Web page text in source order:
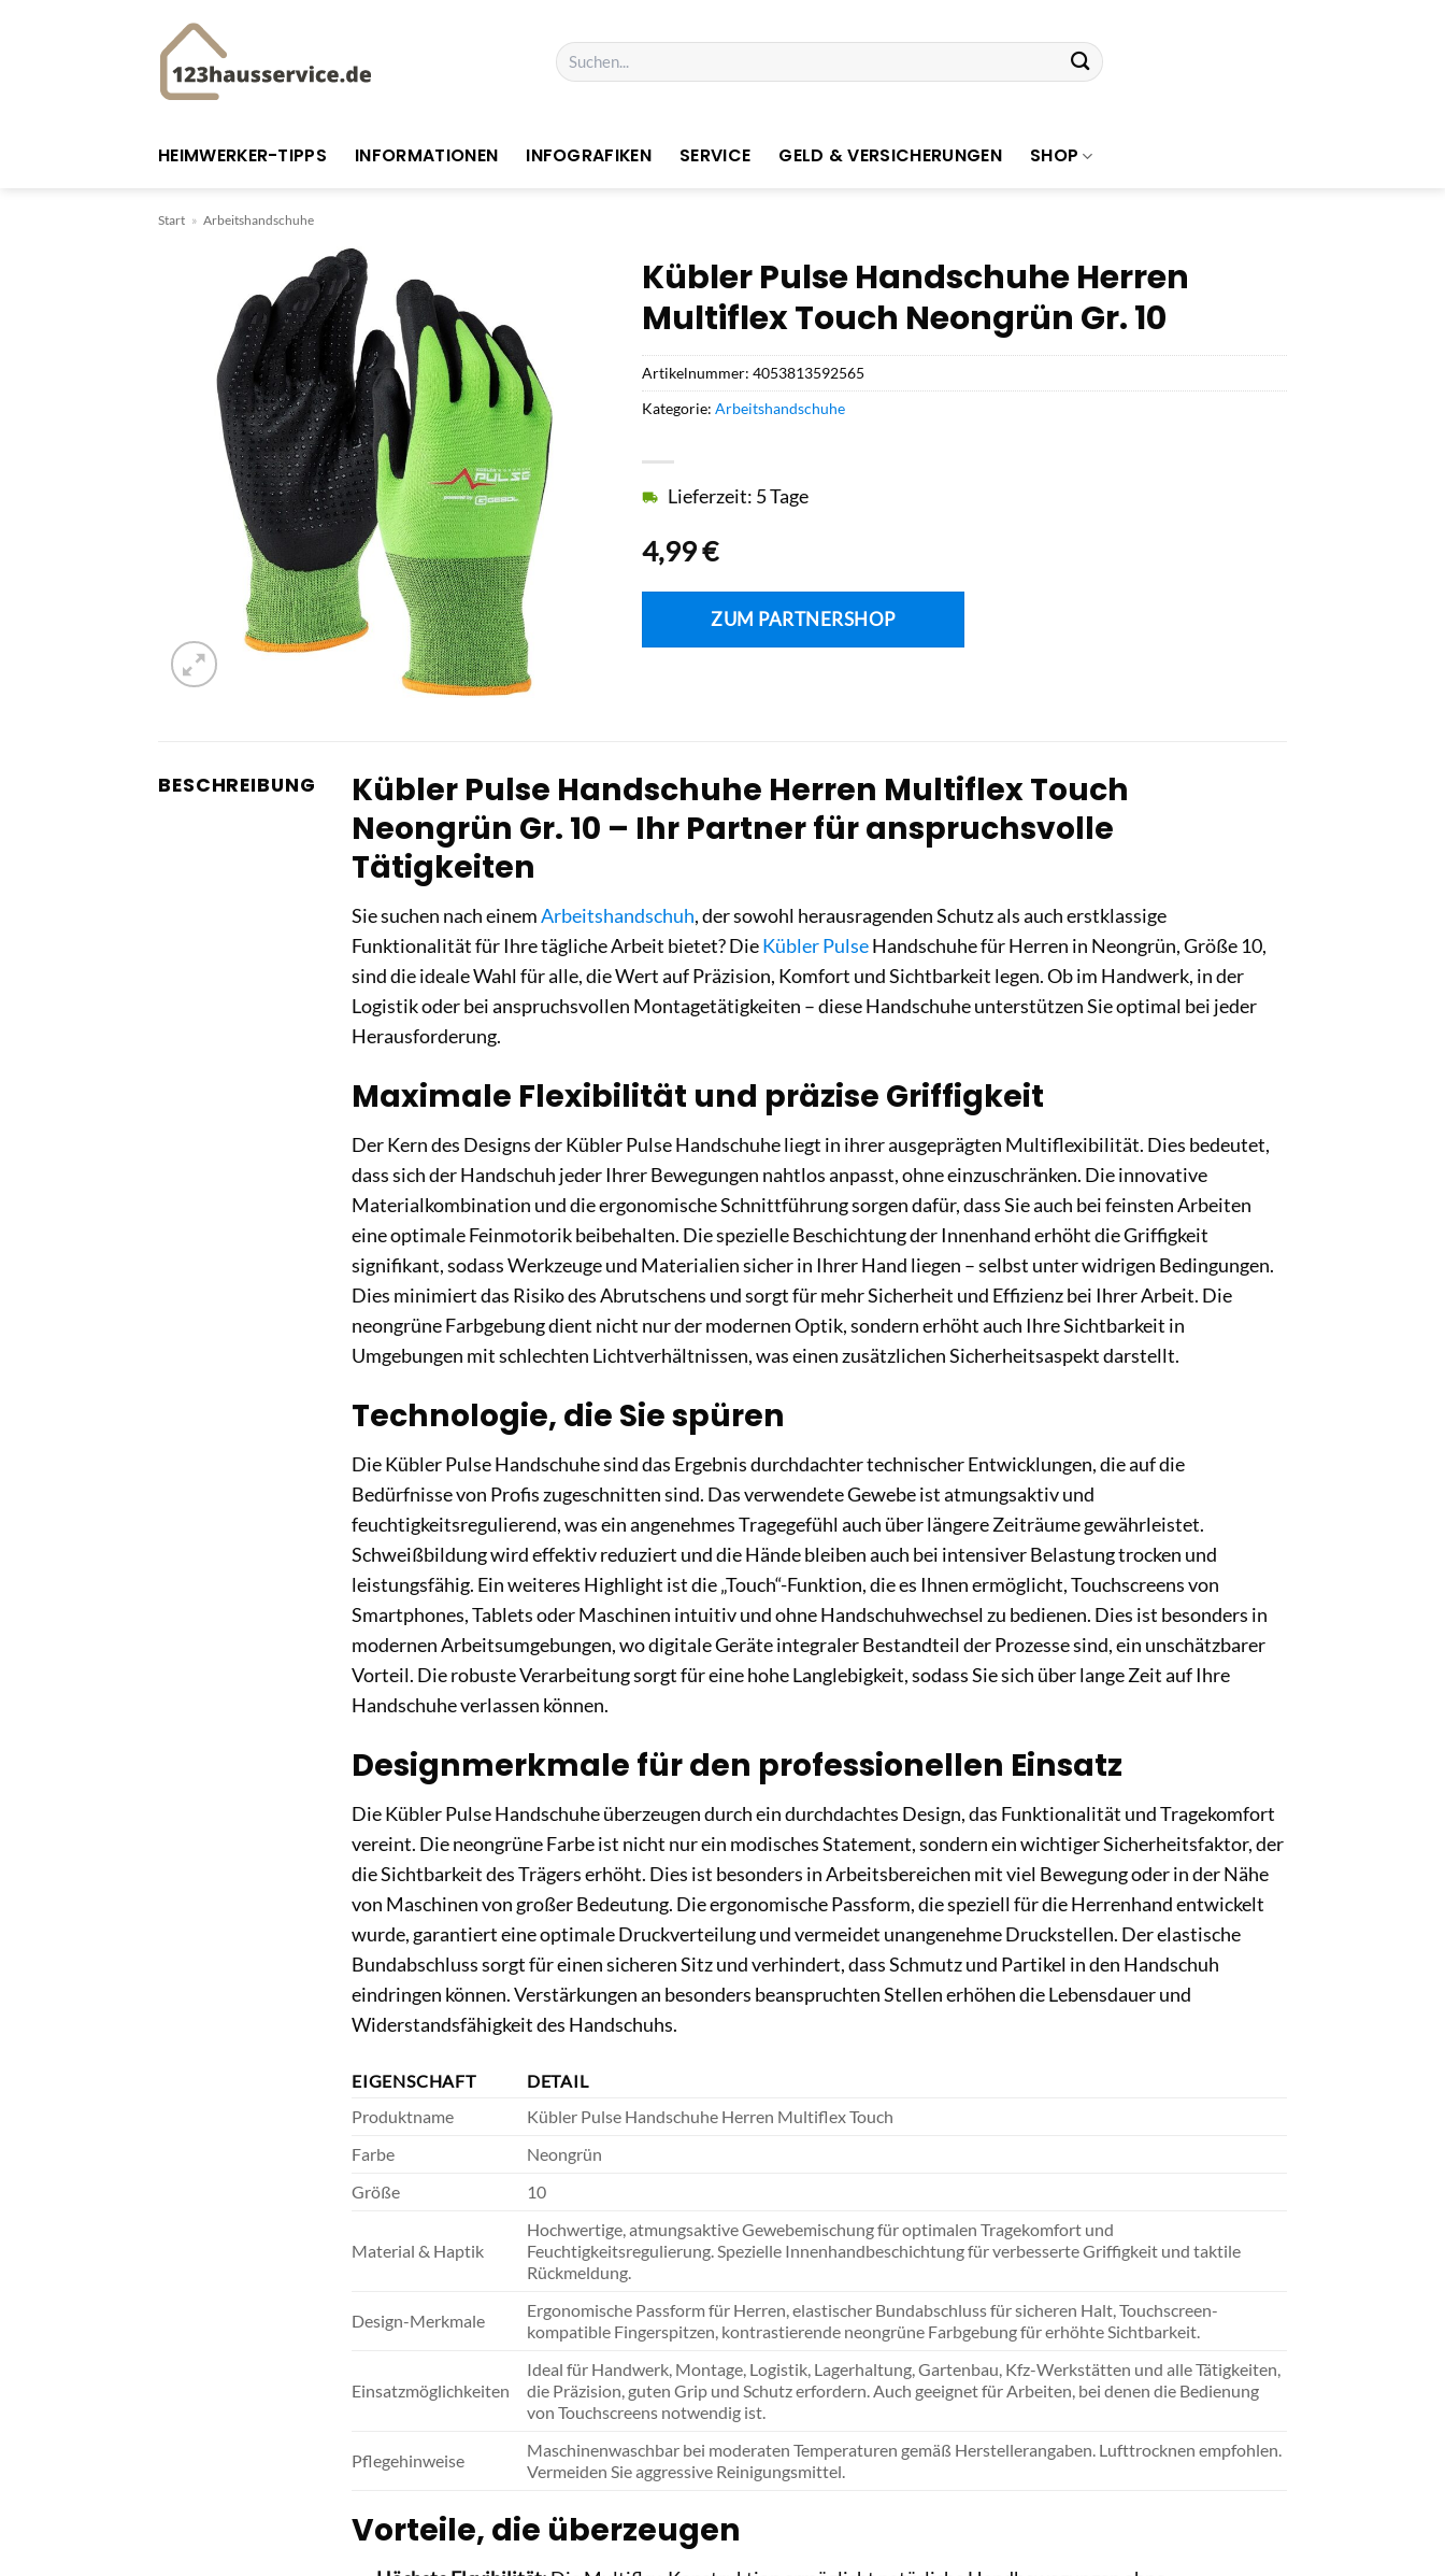
Suchen
nach:
HEIMWERKER-TIPPS INFORMATIONEN INFOGRAFIKEN SERVICE GELD & VERSICHERUNGEN SHOP
Start » Arbeitshandschuhe
Kübler Pulse Handschuhe Herren
Multiflex Touch Neongrün Gr. 10
4,99€
Lieferzeit: 5 Tage
ZUM PARTNERSHOP
Artikelnummer: 4053813592565
Kategorie: Arbeitshandschuhe
BESCHREIBUNG
Kübler Pulse Handschuhe Herren Multiflex Touch
Neongrün Gr. 10 – Ihr Partner für anspruchsvolle
Tätigkeiten
Sie suchen nach einemArbeitshandschuh, der sowohl herausragenden Schutz als auch erstklassige
Funktionalität für Ihre tägliche Arbeit bietet? DieKübler PulseHandschuhe für Herren in Neongrün, Größe 10,
sind die ideale Wahl für alle, die Wert auf Präzision, Komfort und Sichtbarkeit legen. Ob im Handwerk, in der
Logistik oder bei anspruchsvollen Montagetätigkeiten – diese Handschuhe unterstützen Sie optimal bei jeder
Herausforderung.
Maximale Flexibilität und präzise Griffigkeit
Der Kern des Designs der Kübler Pulse Handschuhe liegt in ihrer ausgeprägten Multiflexibilität. Dies bedeutet,
dass sich der Handschuh jeder Ihrer Bewegungen nahtlos anpasst, ohne einzuschränken. Die innovative
Materialkombination und die ergonomische Schnittführung sorgen dafür, dass Sie auch bei feinsten Arbeiten
eine optimale Feinmotorik beibehalten. Die spezielle Beschichtung der Innenhand erhöht die Griffigkeit
signifikant, sodass Werkzeuge und Materialien sicher in Ihrer Hand liegen – selbst unter widrigen Bedingungen.
Dies minimiert das Risiko des Abrutschens und sorgt für mehr Sicherheit und Effizienz bei Ihrer Arbeit. Die
neongrüne Farbgebung dient nicht nur der modernen Optik, sondern erhöht auch Ihre Sichtbarkeit in
Umgebungen mit schlechten Lichtverhältnissen, was einen zusätzlichen Sicherheitsaspekt darstellt.
Technologie, die Sie spüren
Die Kübler Pulse Handschuhe sind das Ergebnis durchdachter technischer Entwicklungen, die auf die
Bedürfnisse von Profis zugeschnitten sind. Das verwendete Gewebe ist atmungsaktiv und
feuchtigkeitsregulierend, was ein angenehmes Tragegefühl auch über längere Zeiträume gewährleistet.
Schweißbildung wird effektiv reduziert und die Hände bleiben auch bei intensiver Belastung trocken und
leistungsfähig. Ein weiteres Highlight ist die „Touch“-Funktion, die es Ihnen ermöglicht, Touchscreens von
Smartphones, Tablets oder Maschinen intuitiv und ohne Handschuhwechsel zu bedienen. Dies ist besonders in
modernen Arbeitsumgebungen, wo digitale Geräte integraler Bestandteil der Prozesse sind, ein unschätzbarer
Vorteil. Die robuste Verarbeitung sorgt für eine hohe Langlebigkeit, sodass Sie sich über lange Zeit auf Ihre
Handschuhe verlassen können.
Designmerkmale für den professionellen Einsatz
Die Kübler Pulse Handschuhe überzeugen durch ein durchdachtes Design, das Funktionalität und Tragekomfort
vereint. Die neongrüne Farbe ist nicht nur ein modisches Statement, sondern ein wichtiger Sicherheitsfaktor, der
die Sichtbarkeit des Trägers erhöht. Dies ist besonders in Arbeitsbereichen mit viel Bewegung oder in der Nähe
von Maschinen von großer Bedeutung. Die ergonomische Passform, die speziell für die Herrenhand entwickelt
wurde, garantiert eine optimale Druckverteilung und vermeidet unangenehme Druckstellen. Der elastische
Bundabschluss sorgt für einen sicheren Sitz und verhindert, dass Schmutz und Partikel in den Handschuh
eindringen können. Verstärkungen an besonders beanspruchten Stellen erhöhen die Lebensdauer und
Widerstandsfähigkeit des Handschuhs.
EIGENSCHAFT
DETAIL
Produktname
Kübler Pulse Handschuhe Herren Multiflex Touch
Farbe
Neongrün
Größe
10
Material & Haptik
Hochwertige, atmungsaktive Gewebemischung für optimalen Tragekomfort und
Feuchtigkeitsregulierung. Spezielle Innenhandbeschichtung für verbesserte Griffigkeit und taktile
Rückmeldung.
Design-Merkmale
Ergonomische Passform für Herren, elastischer Bundabschluss für sicheren Halt, Touchscreen-
kompatible Fingerspitzen, kontrastierende neongrüne Farbgebung für erhöhte Sichtbarkeit.
Einsatzmöglichkeiten
Ideal für Handwerk, Montage, Logistik, Lagerhaltung, Gartenbau, Kfz-Werkstätten und alle Tätigkeiten,
die Präzision, guten Grip und Schutz erfordern. Auch geeignet für Arbeiten, bei denen die Bedienung
von Touchscreens notwendig ist.
Pflegehinweise
Maschinenwaschbar bei moderaten Temperaturen gemäß Herstellerangaben. Lufttrocknen empfohlen.
Vermeiden Sie aggressive Reinigungsmittel.
Vorteile, die überzeugen